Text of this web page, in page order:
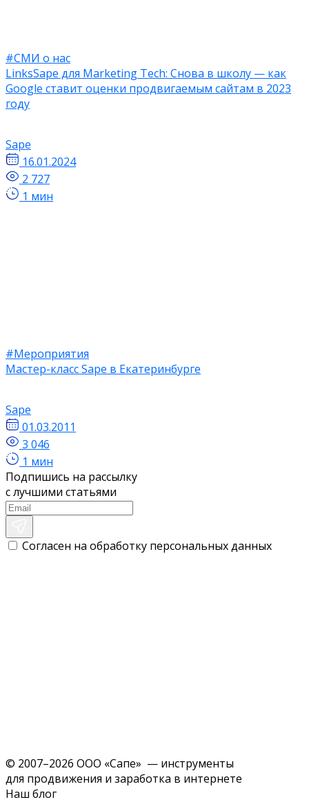
#СМИ о нас
LinksSape для Marketing Tech: Снова в школу — как
Google ставит оценки продвигаемым сайтам в 2023
году
Sape
16.01.2024
2 727
1 мин
#Мероприятия
Мастер-класс Sape в Екатеринбурге
Sape
01.03.2011
3 046
1 мин
Подпишись на рассылку
с лучшими статьями
Согласен на обработку персональных данных
© 2007–2026 ООО «Сапе» — инструменты
для продвижения и заработка в интернете
Наш блог